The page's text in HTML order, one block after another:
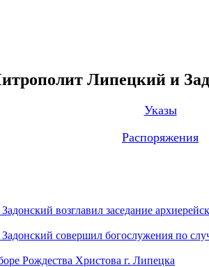
Липецкий и
Указы
Распоряжения
возглавил заседание
совершил богослужения по
Рождества Христова г. Липецка